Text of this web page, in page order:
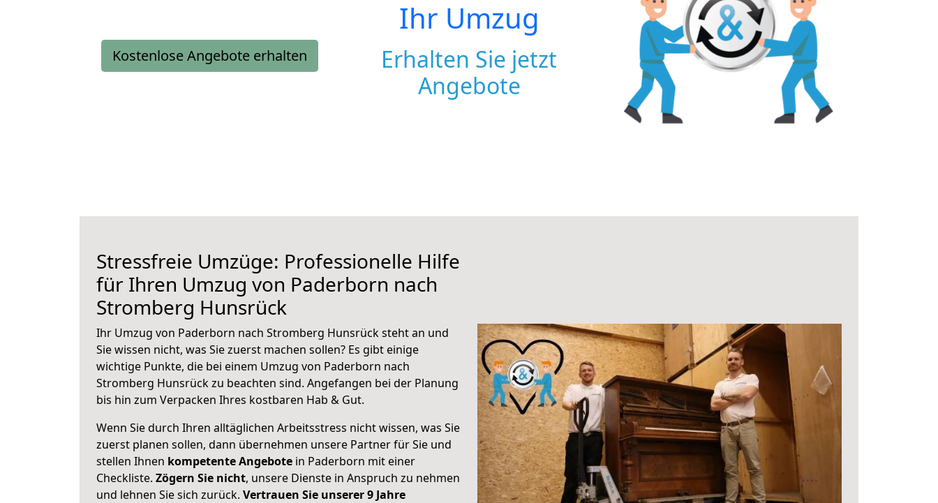
Kostenlose Angebote erhalten
Ihr Umzug
Erhalten Sie jetzt
Angebote
Stressfreie Umzüge: Professionelle Hilfe
für Ihren Umzug von Paderborn nach
Stromberg Hunsrück
Ihr Umzug von Paderborn nach Stromberg Hunsrück steht an und
Sie wissen nicht, was Sie zuerst machen sollen? Es gibt einige
wichtige Punkte, die bei einem Umzug von Paderborn nach
Stromberg Hunsrück zu beachten sind. Angefangen bei der Planung
bis hin zum Verpacken Ihres kostbaren Hab & Gut.
Wenn Sie durch Ihren alltäglichen Arbeitsstress nicht wissen, was Sie
zuerst planen sollen, dann übernehmen unsere Partner für Sie und
stellen Ihnen kompetente Angebote in Paderborn mit einer
Checkliste. Zögern Sie nicht, unsere Dienste in Anspruch zu nehmen
und lehnen Sie sich zurück. Vertrauen Sie unserer 9 Jahre